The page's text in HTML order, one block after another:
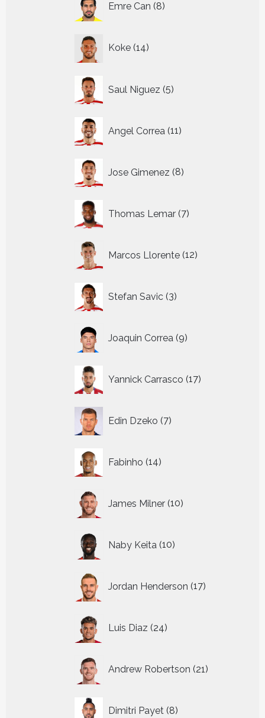
Emre Can 8
producten
Koke 14
producten
Saul Niguez 5
producten
Angel Correa 11
producten
Jose Gimenez 8
producten
Thomas Lemar 7
producten
Marcos Llorente 12
producten
Stefan Savic 3
producten
Joaquin Correa 9
producten
Yannick Carrasco 17
producten
Edin Dzeko 7
producten
Fabinho 14
producten
James Milner 10
producten
Naby Keita 10
producten
Jordan Henderson 17
producten
Luis Diaz 24
producten
Andrew Robertson 21
producten
Dimitri Payet 8